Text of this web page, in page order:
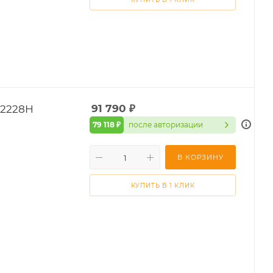
91 790 ₽
79 118 ₽ после авторизации
В КОРЗИНУ
КУПИТЬ В 1 КЛИК